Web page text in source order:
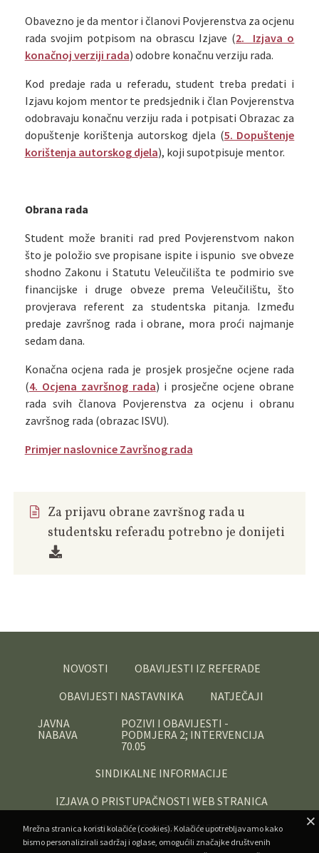
Obavezno je da mentor i članovi Povjerenstva za ocjenu
rada svojim potpisom na obrascu Izjave (2. Izjava o
konačnoj verziji rada) odobre konačnu verziju rada.
Kod predaje rada u referadu, student treba predati i
Izjavu kojom mentor te predsjednik i član Povjerenstva
odobravaju konačnu verziju rada i potpisati Obrazac za
dopuštenje korištenja autorskog djela (5. Dopuštenje
korištenja autorskog djela), koji supotpisuje mentor.
Obrana rada
Student može braniti rad pred Povjerenstvom nakon
što je položio sve propisane ispite i ispunio sve obveze
shodno Zakonu i Statutu Veleučilišta te podmirio sve
financijske i druge obveze prema Veleučilištu, što
provjerava referent za studentska pitanja. Između
predaje završnog rada i obrane, mora proći najmanje
sedam dana.
Konačna ocjena rada je prosjek prosječne ocjene rada
(4. Ocjena završnog rada) i prosječne ocjene obrane
rada svih članova Povjerenstva za ocjenu i obranu
završnog rada (obrazac ISVU).
Primjer naslovnice Završnog rada
Za prijavu obrane završnog rada u
studentsku referadu potrebno je donijeti
NOVOSTI
OBAVIJESTI IZ REFERADE
OBAVIJESTI NASTAVNIKA
NATJEČAJI
JAVNA
NABAVA
POZIVI I OBAVIJESTI -
PODMJERA 2; INTERVENCIJA
70.05
SINDIKALNE INFORMACIJE
IZJAVA O PRISTUPAČNOSTI WEB STRANICA
OBAVIJEST O PRIVATNOSTI
Mrežna stranica koristi kolačiće (cookies). Kolačiće upotrebljavamo kako
bismo personalizirali sadržaj i oglase, omogućili značajke društvenih